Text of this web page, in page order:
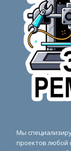
Мы
проектов любой